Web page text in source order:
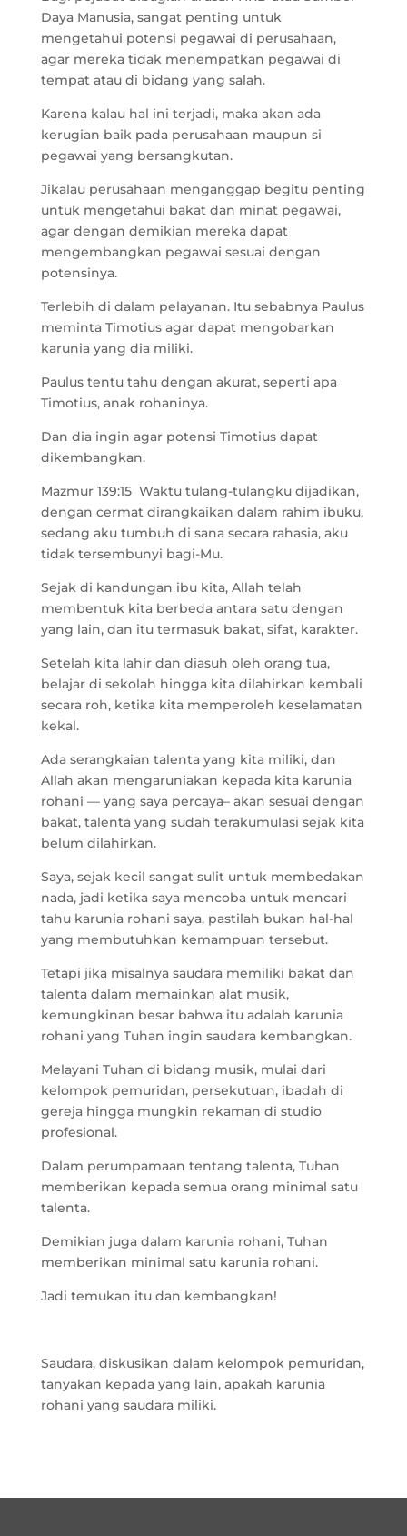
Daya Manusia, sangat penting untuk
mengetahui potensi pegawai di perusahaan,
agar mereka tidak menempatkan pegawai di
tempat atau di bidang yang salah.
Karena kalau hal ini terjadi, maka akan ada
kerugian baik pada perusahaan maupun si
pegawai yang bersangkutan.
Jikalau perusahaan menganggap begitu penting
untuk mengetahui bakat dan minat pegawai,
agar dengan demikian mereka dapat
mengembangkan pegawai sesuai dengan
potensinya.
Terlebih di dalam pelayanan. Itu sebabnya Paulus
meminta Timotius agar dapat mengobarkan
karunia yang dia miliki.
Paulus tentu tahu dengan akurat, seperti apa
Timotius, anak rohaninya.
Dan dia ingin agar potensi Timotius dapat
dikembangkan.
Mazmur 139:15 Waktu tulang-tulangku dijadikan,
dengan cermat dirangkaikan dalam rahim ibuku,
sedang aku tumbuh di sana secara rahasia, aku
tidak tersembunyi bagi-Mu.
Sejak di kandungan ibu kita, Allah telah
membentuk kita berbeda antara satu dengan
yang lain, dan itu termasuk bakat, sifat, karakter.
Setelah kita lahir dan diasuh oleh orang tua,
belajar di sekolah hingga kita dilahirkan kembali
secara roh, ketika kita memperoleh keselamatan
kekal.
Ada serangkaian talenta yang kita miliki, dan
Allah akan mengaruniakan kepada kita karunia
rohani — yang saya percaya– akan sesuai dengan
bakat, talenta yang sudah terakumulasi sejak kita
belum dilahirkan.
Saya, sejak kecil sangat sulit untuk membedakan
nada, jadi ketika saya mencoba untuk mencari
tahu karunia rohani saya, pastilah bukan hal-hal
yang membutuhkan kemampuan tersebut.
Tetapi jika misalnya saudara memiliki bakat dan
talenta dalam memainkan alat musik,
kemungkinan besar bahwa itu adalah karunia
rohani yang Tuhan ingin saudara kembangkan.
Melayani Tuhan di bidang musik, mulai dari
kelompok pemuridan, persekutuan, ibadah di
gereja hingga mungkin rekaman di studio
profesional.
Dalam perumpamaan tentang talenta, Tuhan
memberikan kepada semua orang minimal satu
talenta.
Demikian juga dalam karunia rohani, Tuhan
memberikan minimal satu karunia rohani.
Jadi temukan itu dan kembangkan!
Saudara, diskusikan dalam kelompok pemuridan,
tanyakan kepada yang lain, apakah karunia
rohani yang saudara miliki.